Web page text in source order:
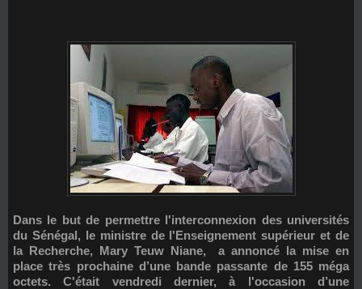
Dans le but de permettre l'interconnexion des universités
du Sénégal, le ministre de l'Enseignement supérieur et de
la Recherche, Mary Teuw Niane, a annoncé la mise en
place très prochaine d’une bande passante de 155 méga
octets. C'était vendredi dernier, à l'occasion d’une